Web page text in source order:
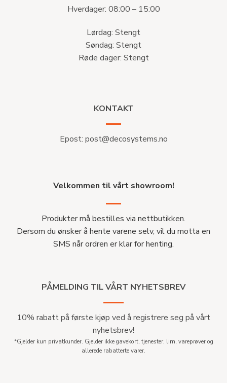
Hverdager: 08:00 – 15:00
Lørdag: Stengt
Søndag: Stengt
Røde dager: Stengt
KONTAKT
Epost: post@decosystems.no
Velkommen til vårt showroom!
Produkter må bestilles via nettbutikken.
Dersom du ønsker å hente varene selv, vil du motta en
SMS når ordren er klar for henting.
PÅMELDING TIL VÅRT NYHETSBREV
10% rabatt på første kjøp ved å registrere seg på vårt
nyhetsbrev!
*Gjelder kun privatkunder. Gjelder ikke gavekort, tjenester, lim, vareprøver og
allerede rabatterte varer.